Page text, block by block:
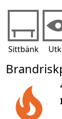
Sittbänk